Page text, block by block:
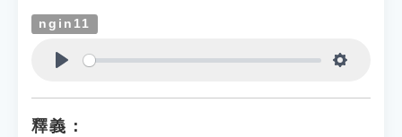
ngin11
釋義：